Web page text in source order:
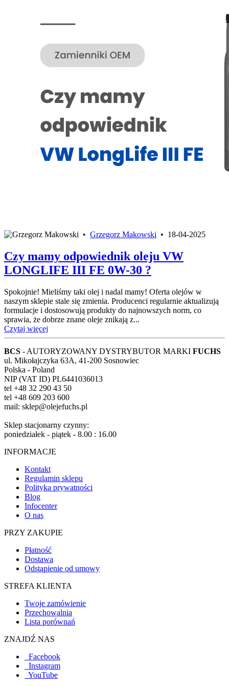
• Grzegorz Makowski • 18-04-2025
Czy mamy odpowiednik oleju VW
LONGLIFE III FE 0W-30 ?
Spokojnie! Mieliśmy taki olej i nadal mamy! Oferta olejów w
naszym sklepie stale się zmienia. Producenci regularnie aktualizują
formulacje i dostosowują produkty do najnowszych norm, co
sprawia, że dobrze znane oleje znikają z...
Czytaj więcej
BCS - AUTORYZOWANY DYSTRYBUTOR MARKI FUCHS
ul. Mikołajczyka 63A, 41-200 Sosnowiec
Polska - Poland
NIP (VAT ID) PL6441036013
tel +48 32 290 43 50
tel +48 609 203 600
mail: sklep@olejefuchs.pl
Sklep stacjonarny czynny:
poniedziałek - piątek - 8.00 : 16.00
INFORMACJE
Kontakt
Regulamin sklepu
Polityka prywatności
Blog
Infocenter
O nas
PRZY ZAKUPIE
Płatność
Dostawa
Odstąpienie od umowy
STREFA KLIENTA
Twoje zamówienie
Przechowalnia
Lista porównań
ZNAJDŹ NAS
Facebook
Instagram
YouTube